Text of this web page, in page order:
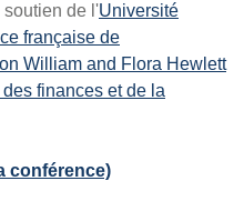
soutien de l'Université
française de
William and Flora Hewlett
finances et de la
conférence)